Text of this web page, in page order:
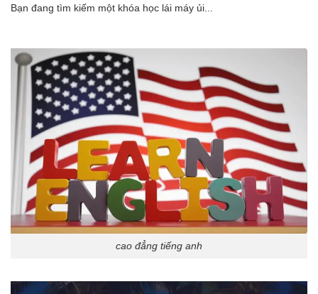
Bạn đang tìm kiếm một khóa học lái máy ủi...
cao đẳng tiếng anh